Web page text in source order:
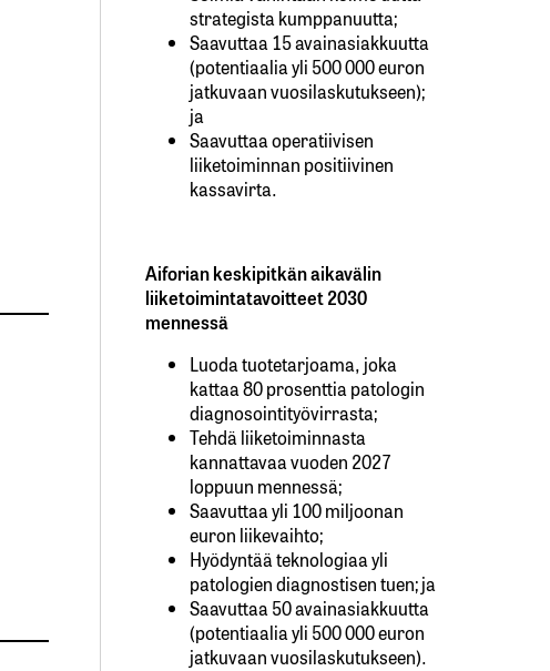
strategista kumppanuutta;
Saavuttaa 15 avainasiakkuutta
(potentiaalia yli 500 000 euron
jatkuvaan vuosilaskutukseen);
ja
Saavuttaa operatiivisen
liiketoiminnan positiivinen
kassavirta.
Aiforian keskipitkän aikavälin
liiketoimintatavoitteet 2030
mennessä
Luoda tuotetarjoama, joka
kattaa 80 prosenttia patologin
diagnosointityövirrasta;
Tehdä liiketoiminnasta
kannattavaa vuoden 2027
loppuun mennessä;
Saavuttaa yli 100 miljoonan
euron liikevaihto;
Hyödyntää teknologiaa yli
patologien diagnostisen tuen; ja
Saavuttaa 50 avainasiakkuutta
(potentiaalia yli 500 000 euron
jatkuvaan vuosilaskutukseen).